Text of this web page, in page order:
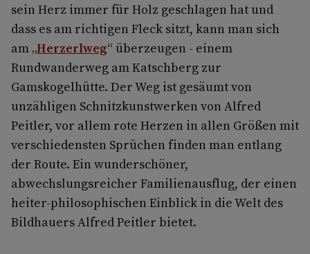
sein Herz immer für Holz geschlagen hat und
dass es am richtigen Fleck sitzt, kann man sich
am „Herzerlweg“ überzeugen - einem
Rundwanderweg am Katschberg zur
Gamskogelhütte. Der Weg ist gesäumt von
unzähligen Schnitzkunstwerken von Alfred
Peitler, vor allem rote Herzen in allen Größen mit
verschiedensten Sprüchen finden man entlang
der Route. Ein wunderschöner,
abwechslungsreicher Familienausflug, der einen
heiter-philosophischen Einblick in die Welt des
Bildhauers Alfred Peitler bietet.